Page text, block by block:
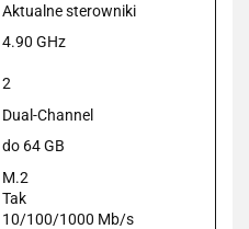
Aktualne sterowniki
4.90 GHz
2
Dual-Channel
do 64 GB
M.2
Tak
10/100/1000 Mb/s